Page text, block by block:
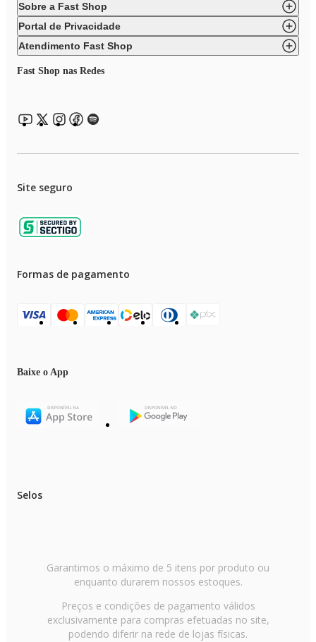
Sobre a Fast Shop
Portal de Privacidade
Atendimento Fast Shop
Fast Shop nas Redes
Site seguro
Formas de pagamento
Baixe o App
Selos
Garantimos o máximo de 5 itens por produto ou
enquanto durarem nossos estoques.
Preços e condições de pagamento válidos
exclusivamente para compras efetuadas no site,
podendo diferir na rede de lojas físicas.